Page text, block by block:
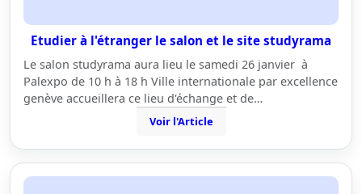
Etudier à l'étranger le salon et le site studyrama
Le salon studyrama aura lieu le samedi 26 janvier à
Palexpo de 10 h à 18 h Ville internationale par excellence
genève accueillera ce lieu d'échange et de…
Voir l'Article